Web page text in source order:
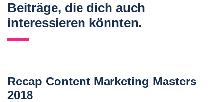
Beiträge, die dich auch
interessieren könnten.
Recap Content Marketing Masters
2018